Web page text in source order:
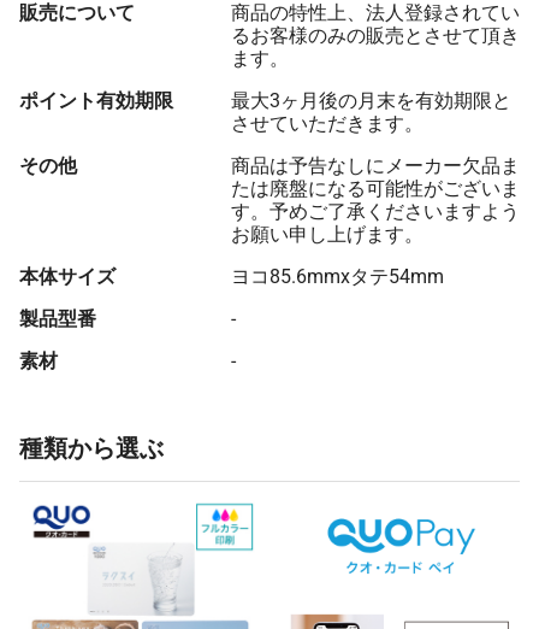
販売について
商品の特性上、法人登録されてい
るお客様のみの販売とさせて頂き
ます。
ポイント有効期限
最大3ヶ月後の月末を有効期限と
させていただきます。
その他
商品は予告なしにメーカー欠品ま
たは廃盤になる可能性がございま
す。予めご了承くださいますよう
お願い申し上げます。
本体サイズ
ヨコ85.6mmxタテ54mm
製品型番
-
素材
-
種類から選ぶ